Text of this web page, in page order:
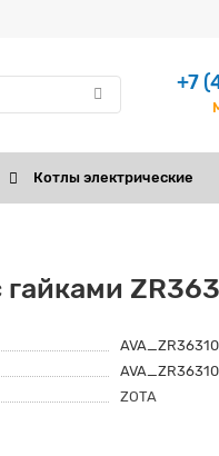
+7
Котлы электрические
гайками
ZOTA